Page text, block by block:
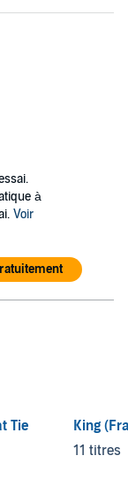
à
Voir
Tie
King
11 titres